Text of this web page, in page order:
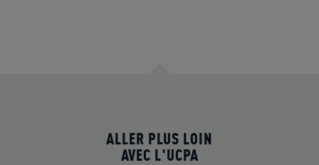
ALLER PLUS LOIN
AVEC L'UCPA